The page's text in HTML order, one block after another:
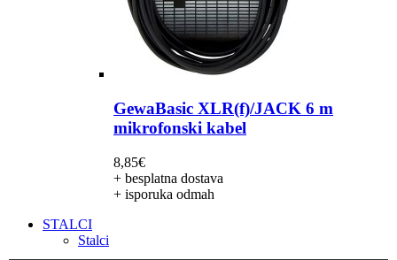
GewaBasic XLR(f)/JACK 6 m
mikrofonski kabel
8,85€
+ besplatna dostava
+ isporuka odmah
STALCI
Stalci